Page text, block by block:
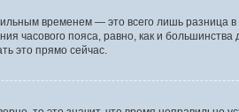
временем — это всего лишь разница
часового пояса, равно, как и большинства
это прямо сейчас.